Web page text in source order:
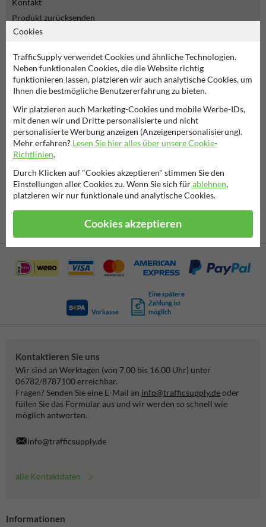
Kontakt
Produkt zurücksenden
TIP! Nicht das, wonach Sie suchen?
senden Sie uns Ihren Entwurf
7061Bewertungen
Rating9.4
Vorkasse
Eine spätere
Zahlung ist
möglich
Kontaktieren Sie uns
Wir sind an Werktagen (von 7.00 bis 16.00 Uhr) unter
06782/8787100 erreichbar.
Fragen? Senden Sie eine E-Mail an info@trafficsupply.deoder
füllen Sie das Formular aus und wir werden so schnell wie
möglich antworten.
info@trafficsupply.de
alle Kontaktdaten
Informationen
Cookies
TrafficSupply verwendet Cookies und ähnliche Technologien.
Neben funktionalen Cookies, die die Website richtig
funktionieren lassen, platzieren wir auch analytische Cookies, um
Ihnen die bestmögliche Benutzererfahrung zu bieten.
Wir platzieren auch Marketing-Cookies und mobile Werbe-IDs,
mit denen wir und Dritte personalisierte und nicht
personalisierte Werbung anzeigen (Anzeigenpersonalisierung).
Mehr erfahren? Lesen Sie hier alles über unsere Cookie-
Richtlinien.
Durch Klicken auf "Cookies akzeptieren" stimmen Sie den
Einstellungen aller Cookies zu. Wenn Sie sich fürablehnen,
platzieren wir nur funktionale und analytische Cookies.
Cookies akzeptieren